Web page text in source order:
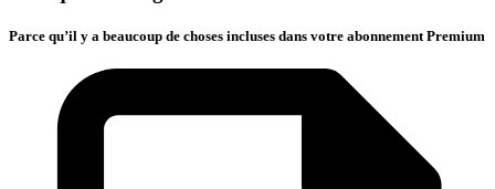
Parce qu’il y a beaucoup de choses incluses dans votre abonnement Premium